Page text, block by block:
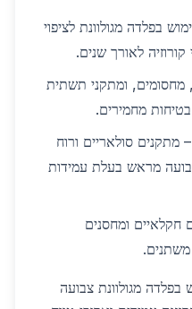
בפלדה מגולוונת לציפוי
לאורך שנים.
מחסומים, ומתקני תשתית
מחמירים.
מתקנים סולאריים ורוח
מראש בעלת עמידות
חקלאיים ומחסנים
מגולוונת צבועה